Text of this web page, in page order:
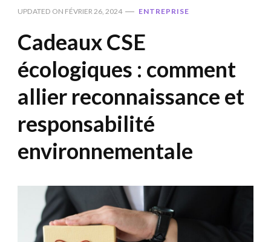
UPDATED ON FÉVRIER 26, 2024 ENTREPRISE
Cadeaux CSE
écologiques : comment
allier reconnaissance et
responsabilité
environnementale